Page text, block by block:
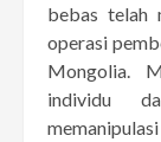
bebas telah
operasi
Mongolia.
individu